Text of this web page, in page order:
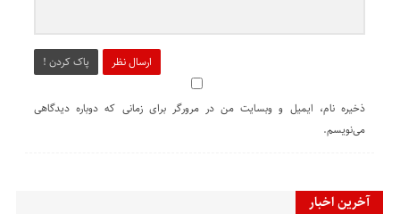
ارسال نظر پاک کردن !
ذخیره نام، ایمیل و وبسایت من در مرورگر برای زمانی که دوباره دیدگاهی
می‌نویسم.
آخرین اخبار